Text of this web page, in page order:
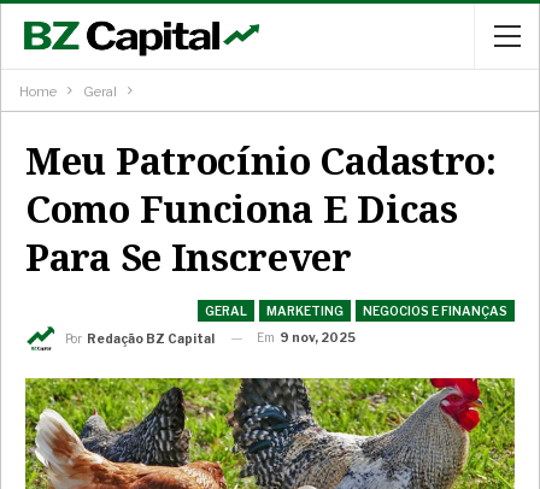
Home Geral
Meu Patrocínio Cadastro:
Como Funciona E Dicas
Para Se Inscrever
GERAL MARKETING
NEGOCIOS E FINANÇAS
Por Redação BZ Capital Em 9 nov, 2025